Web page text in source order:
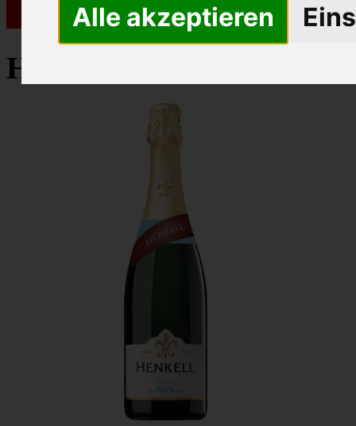
Alle akzeptieren
Henkell Sekt